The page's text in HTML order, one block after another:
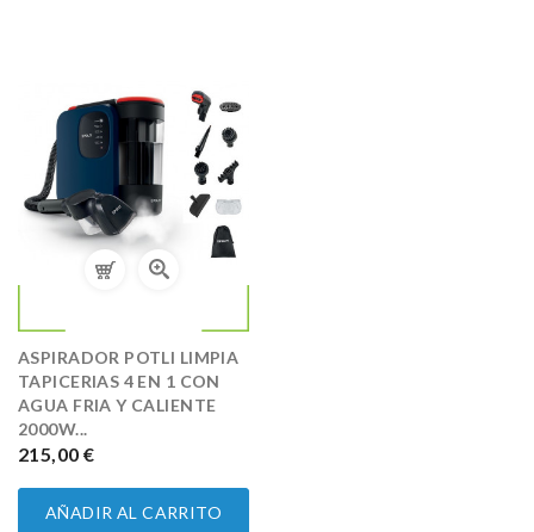
ASPIRADOR POTLI LIMPIA
TAPICERIAS 4 EN 1 CON
AGUA FRIA Y CALIENTE
2000W...
PRECIO
215,00 €
AÑADIR AL CARRITO